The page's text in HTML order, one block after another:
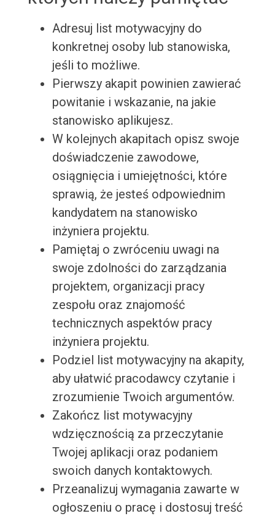
Adresuj list motywacyjny do
konkretnej osoby lub stanowiska,
jeśli to możliwe.
Pierwszy akapit powinien zawierać
powitanie i wskazanie, na jakie
stanowisko aplikujesz.
W kolejnych akapitach opisz swoje
doświadczenie zawodowe,
osiągnięcia i umiejętności, które
sprawią, że jesteś odpowiednim
kandydatem na stanowisko
inżyniera projektu.
Pamiętaj o zwróceniu uwagi na
swoje zdolności do zarządzania
projektem, organizacji pracy
zespołu oraz znajomość
technicznych aspektów pracy
inżyniera projektu.
Podziel list motywacyjny na akapity,
aby ułatwić pracodawcy czytanie i
zrozumienie Twoich argumentów.
Zakończ list motywacyjny
wdzięcznością za przeczytanie
Twojej aplikacji oraz podaniem
swoich danych kontaktowych.
Przeanalizuj wymagania zawarte w
ogłoszeniu o pracę i dostosuj treść